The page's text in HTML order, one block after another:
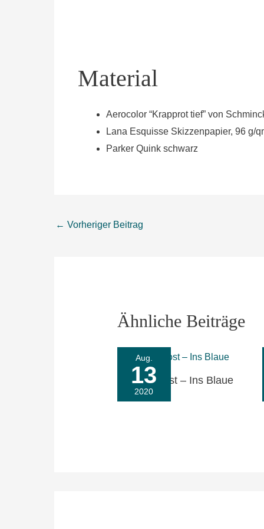
Material
Aerocolor “Krapprot tief” von
Lana Esquisse Skizzenpapier, 96 g/
Parker Quink schwarz
← Vorheriger Beitrag
Ähnliche Beiträge
Aug.
13
2020
Sommerpost – Ins Blaue